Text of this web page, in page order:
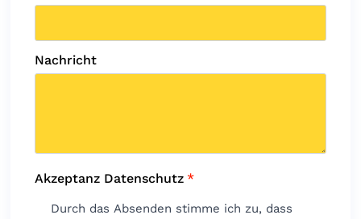
Nachricht
Akzeptanz Datenschutz *
Durch das Absenden stimme ich zu, dass